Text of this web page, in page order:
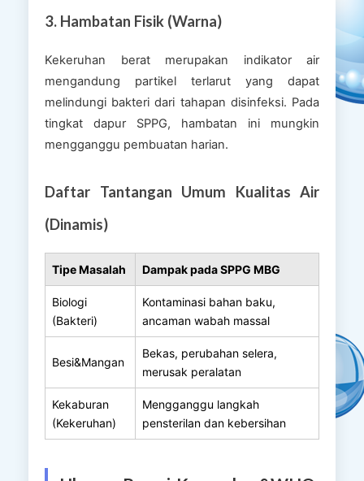
3. Hambatan Fisik (Warna)
Kekeruhan berat merupakan indikator air
mengandung partikel terlarut yang dapat
melindungi bakteri dari tahapan disinfeksi. Pada
tingkat dapur SPPG, hambatan ini mungkin
mengganggu pembuatan harian.
Daftar Tantangan Umum Kualitas Air
(Dinamis)
Tipe Masalah Dampak pada SPPG MBG
Biologi
(Bakteri)
Kontaminasi bahan baku,
ancaman wabah massal
Besi&Mangan
Bekas, perubahan selera,
merusak peralatan
Kekaburan
(Kekeruhan)
Mengganggu langkah
pensterilan dan kebersihan